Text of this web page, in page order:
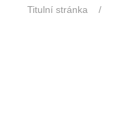
Titulní stránka